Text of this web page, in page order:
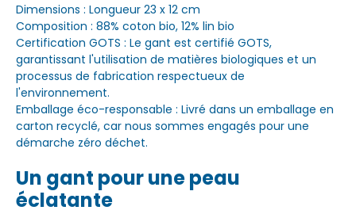
Dimensions : Longueur 23 x 12 cm
Composition : 88% coton bio, 12% lin bio
Certification GOTS : Le gant est certifié GOTS,
garantissant l'utilisation de matières biologiques et un
processus de fabrication respectueux de
l'environnement.
Emballage éco-responsable : Livré dans un emballage en
carton recyclé, car nous sommes engagés pour une
démarche zéro déchet.
Un gant pour une peau
éclatante